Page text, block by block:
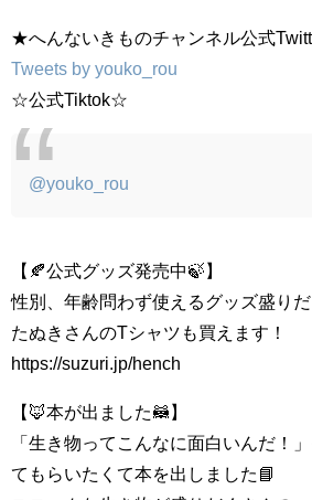
★へんないきものチャンネル公式
Tweets by youko_rou
☆公式Tiktok☆
@youko_rou
【🍂公式グッズ発売中🍃】
性別、年齢問わず使えるグッズ盛りだ
たぬきさんのTシャツも買えます！
https://suzuri.jp/hench
【🦊本が出ました🦝】
「生き物ってこんなに面白いんだ！
てもらいたくて本を出しました📘